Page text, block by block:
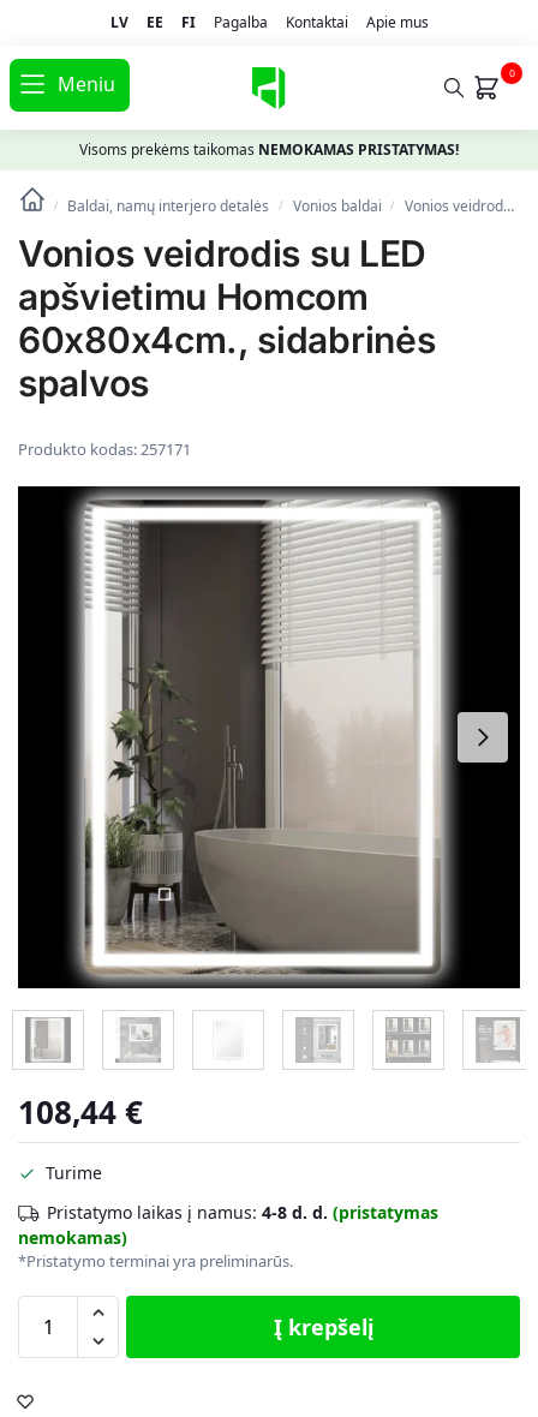
LV EE FI Pagalba Kontaktai Apie mus
Meniu 0
Visoms prekėms taikomas NEMOKAMAS PRISTATYMAS!
/ Baldai, namų interjero detalės / Vonios baldai / Vonios veidrodžiai
Vonios veidrodis su LED
apšvietimu Homcom
60x80x4cm., sidabrinės
spalvos
Produkto kodas:257171
108,44€
Turime
Pristatymo laikas į namus: 4-8 d. d. (pristatymas
nemokamas)
*Pristatymo terminai yra preliminarūs.
Į krepšelį